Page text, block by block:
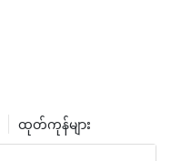
ထုတ်ကုန်များ